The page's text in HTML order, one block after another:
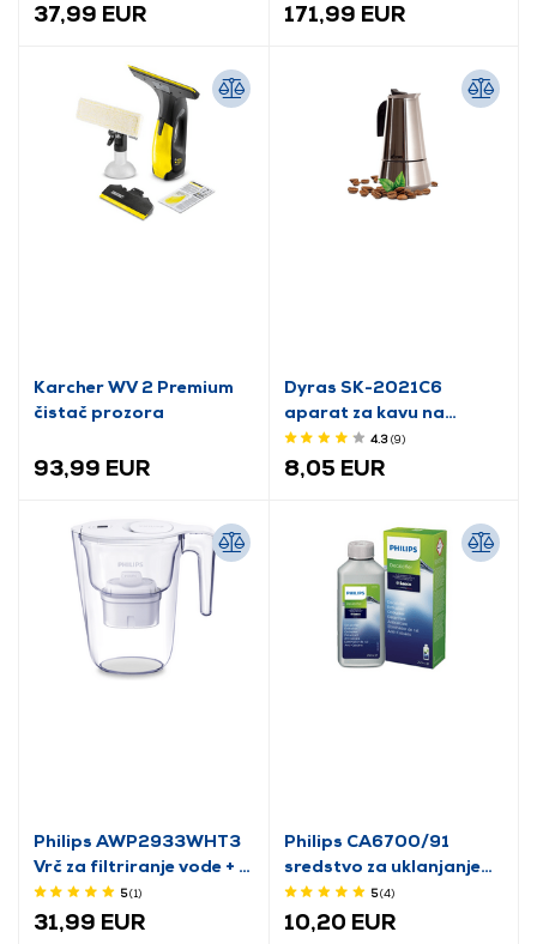
37,99 EUR 171,99 EUR
Karcher WV 2 Premium
čistač prozora
93,99 EUR
Dyras SK-2021C6
aparat za kavu na
kapaljku
4.3(9)
8,05 EUR
Philips AWP2933WHT3
Vrč za filtriranje vode + 3
filtera
5(1)
31,99 EUR
Philips CA6700/91
sredstvo za uklanjanje
kamenca za espresso
aparate
5(4)
10,20 EUR